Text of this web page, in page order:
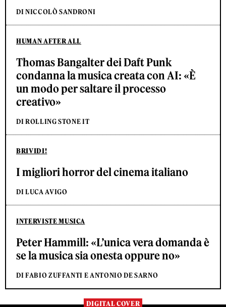
DI NICCOLÒ SANDRONI
HUMAN AFTER ALL
Thomas Bangalter dei Daft Punk
condanna la musica creata con AI: «È
un modo per saltare il processo
creativo»
DI ROLLING STONE IT
BRIVIDI!
I migliori horror del cinema italiano
DI LUCA AVIGO
INTERVISTE MUSICA
Peter Hammill: «L’unica vera domanda è
se la musica sia onesta oppure no»
DI FABIO ZUFFANTI E ANTONIO DE SARNO
DIGITAL COVER